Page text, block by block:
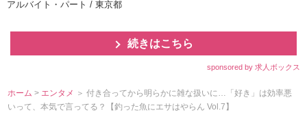
アルバイト・パート / 東京都
続きはこちら
sponsored by 求人ボックス
ホーム > エンタメ ＞ 付き合ってから明らかに雑な扱いに…「好き」は効率悪
いって、本気で言ってる？【釣った魚にエサはやらん Vol.7】